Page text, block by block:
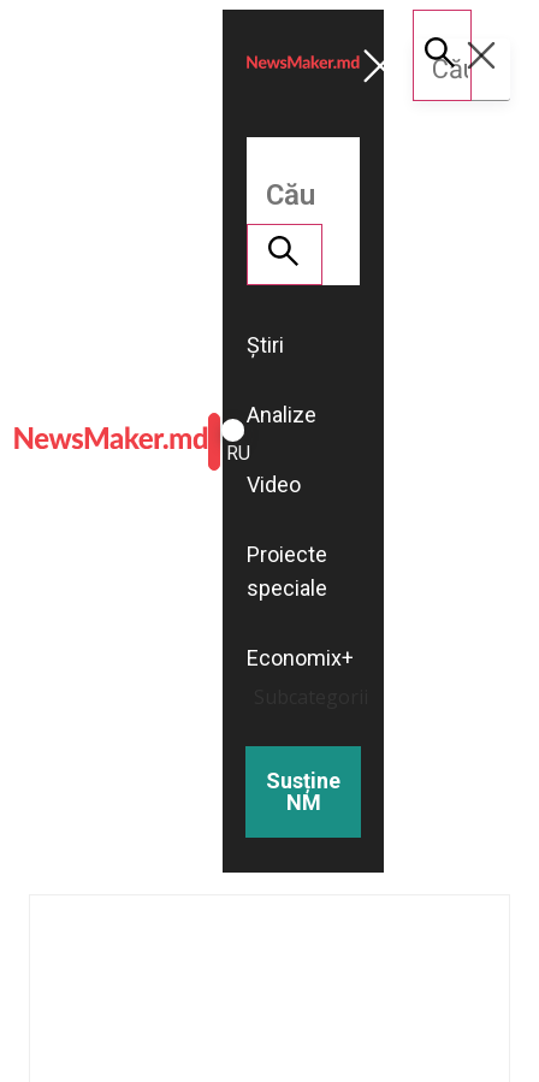
ROMÂNĂ
RU
Știri
Analize
Video
Proiecte
speciale
Economix+
Susține
NM